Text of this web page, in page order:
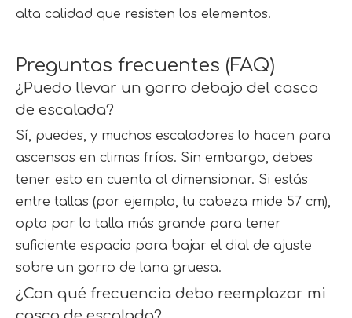
alta calidad que resisten los elementos.
Preguntas frecuentes (FAQ)
¿Puedo llevar un gorro debajo del casco
de escalada?
Sí, puedes, y muchos escaladores lo hacen para
ascensos en climas fríos. Sin embargo, debes
tener esto en cuenta al dimensionar. Si estás
entre tallas (por ejemplo, tu cabeza mide 57 cm),
opta por la talla más grande para tener
suficiente espacio para bajar el dial de ajuste
sobre un gorro de lana gruesa.
¿Con qué frecuencia debo reemplazar mi